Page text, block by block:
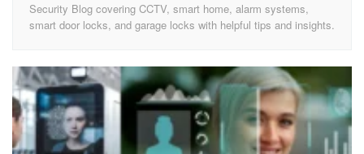
Security Blog covering CCTV, smart home, alarm systems,
smart door locks, and garage locks with helpful tips and insights.